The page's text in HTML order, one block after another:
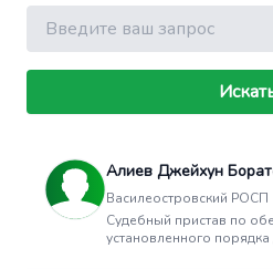
Поиск
Алиев Джейхун
Василеостровский РОСП
Судебный пристав по
установленного порядка